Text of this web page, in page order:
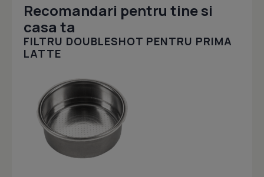
Recomandari pentru tine si
casa ta
FILTRU DOUBLESHOT PENTRU PRIMA
LATTE